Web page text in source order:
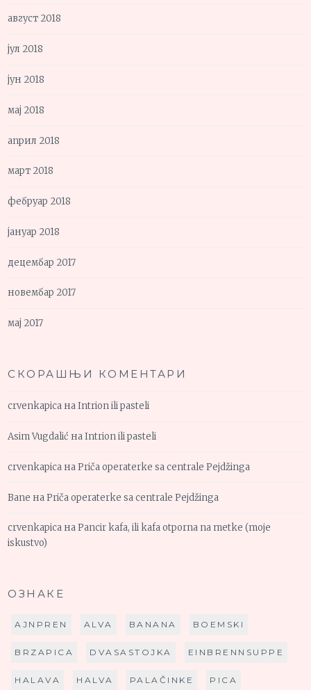
август 2018
јул 2018
јун 2018
мај 2018
април 2018
март 2018
фебруар 2018
јануар 2018
децембар 2017
новембар 2017
мај 2017
СКОРАШЊИ КОМЕНТАРИ
crvenkapica наIntrion ili pasteli
Asim Vugdalić наIntrion ili pasteli
crvenkapica наPriča operaterke sa centrale Pejdžinga
Bane наPriča operaterke sa centrale Pejdžinga
crvenkapica наPancir kafa, ili kafa otporna na metke (moje
iskustvo)
ОЗНАКЕ
AJNPREN ALVA BANANA BOEMSKI
BRZAPICA DVASASTOJKA EINBRENNSUPPE
HALAVA HALVA PALAČINKE PICA